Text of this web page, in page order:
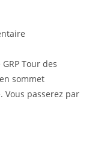
Tour des
sommet
Vous passerez par